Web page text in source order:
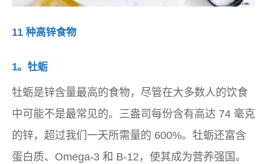
11 种高锌食物
1。牡蛎
牡蛎是锌含量最高的食物，尽管在大多数人的饮食
中可能不是最常见的。三盎司每份含有高达 74 毫克
的锌，超过我们一天所需量的 600%。牡蛎还富含
蛋白质、Omega-3 和 B-12，使其成为营养强国。